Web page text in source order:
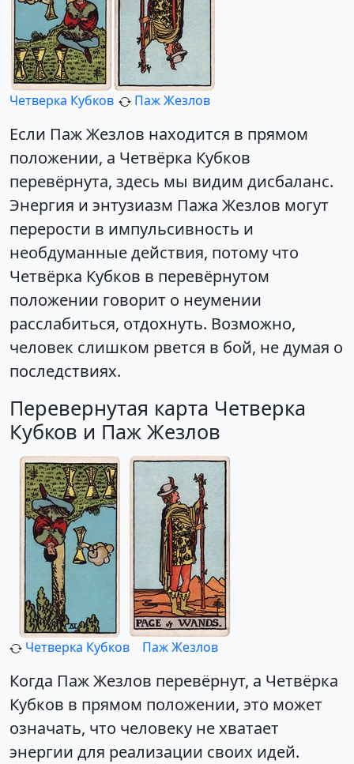
Четверка Кубков Паж Жезлов
Если Паж Жезлов находится в прямом
положении, а Четвёрка Кубков
перевёрнута, здесь мы видим дисбаланс.
Энергия и энтузиазм Пажа Жезлов могут
перерости в импульсивность и
необдуманные действия, потому что
Четвёрка Кубков в перевёрнутом
положении говорит о неумении
расслабиться, отдохнуть. Возможно,
человек слишком рвется в бой, не думая о
последствиях.
Перевернутая карта Четверка
Кубков и Паж Жезлов
Четверка Кубков Паж Жезлов
Когда Паж Жезлов перевёрнут, а Четвёрка
Кубков в прямом положении, это может
означать, что человеку не хватает
энергии для реализации своих идей.